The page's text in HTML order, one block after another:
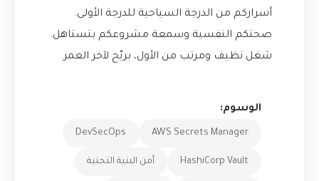
أسراركم من الدرجة السياحية للدرجة الأولى.
صحتكم النفسية وسمعة مشروعكم بتستاهل.
شغل نظيف ومرتب من الأول، بريّح لآخر العمر.
الوسوم:
AWS Secrets Manager
DevSecOps
HashiCorp Vault أمن البنية التحتية